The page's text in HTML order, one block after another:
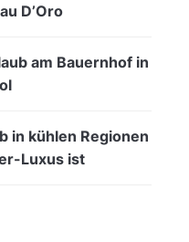
D’Oro
am Bauernhof in
in kühlen Regionen
Luxus ist